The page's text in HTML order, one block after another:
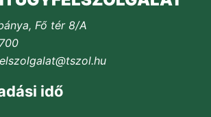
Fő tér 8/A
idő